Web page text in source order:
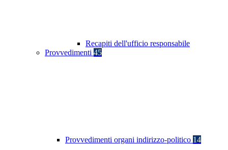
Recapiti dell'ufficio responsabile
Provvedimenti 45
Provvedimenti organi indirizzo-politico 14